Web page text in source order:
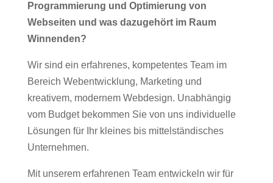
Programmierung und Optimierung von
Webseiten und was dazugehört im Raum
Winnenden?
Wir sind ein erfahrenes, kompetentes Team im
Bereich Webentwicklung, Marketing und
kreativem, modernem Webdesign. Unabhängig
vom Budget bekommen Sie von uns individuelle
Lösungen für Ihr kleines bis mittelständisches
Unternehmen.
Mit unserem erfahrenen Team entwickeln wir für